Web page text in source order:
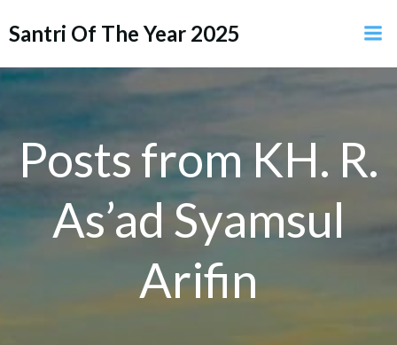
to
Santri Of The Year 2025
Posts from KH. R.
As’ad Syamsul
Arifin